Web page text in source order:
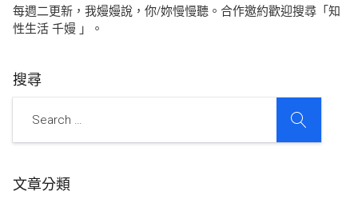
每週二更新，我嫚嫚說，你/妳慢慢聽。合作邀約歡迎搜尋「知
性生活 千嫚 」。
搜尋
文章分類